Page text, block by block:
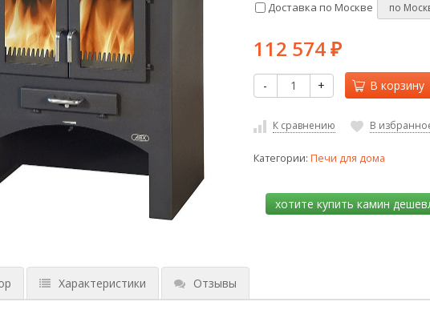
Доставка по Москве
112 574 ₽
- + В корзину
К сравнению В
Категории: Печи для дома
Характеристики Отзывы